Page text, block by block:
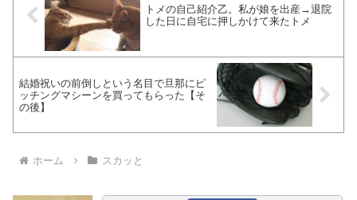
トメの自己紹介乙。私が娘を出産→退院
した日に自宅に押しかけて来たトメ
結婚祝いの前倒しという名目で旦那にピ
ッチングマシーンを買ってもらった【そ
の後】
ホーム スカッと